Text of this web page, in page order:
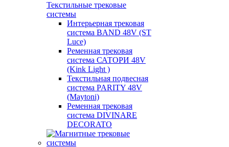
Текстильные трековые
системы
Интерьерная трековая
система BAND 48V (ST
Luce)
Ременная трековая
система САТОРИ 48V
(Kink Light )
Текстильная подвесная
система PARITY 48V
(Maytoni)
Ременная трековая
система DIVINARE
DECORATO